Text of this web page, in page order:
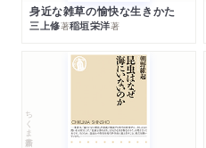
身近な雑草の愉快な生きかた
三上修著稲垣栄洋著
ちくま新書